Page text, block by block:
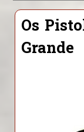
Os
Grande